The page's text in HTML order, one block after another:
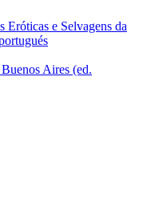
Eróticas e Selvagens da
Aires (ed.